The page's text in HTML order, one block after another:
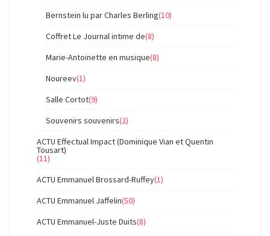
Bernstein lu par Charles Berling(10)
Coffret Le Journal intime de(8)
Marie-Antoinette en musique(8)
Noureev(1)
Salle Cortot(9)
Souvenirs souvenirs(2)
ACTU Effectual Impact (Dominique Vian et Quentin
Tousart)
(11)
ACTU Emmanuel Brossard-Ruffey(1)
ACTU Emmanuel Jaffelin(50)
ACTU Emmanuel-Juste Duits(8)